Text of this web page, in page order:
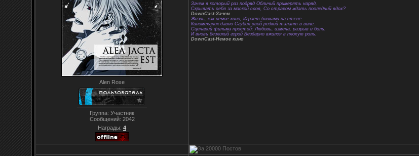
Alen Roxe
Группа: Участник
Сообщений: 2042
Награды: 4
Зачем в который раз подряд Обличий примерять наряд,
Скрывать себя за маской слов, Со страхом ждать последний вдох?
DownCast-Зачем
Жизнь, как немое кино, Играет бликами на стене.
Киномеханик давно Сгубил свой редкий талант в вине.
Сценарий фильма простой: Любовь, измена, разрыв и боль.
И вновь безликий герой Бездарно вжился в плохую роль.
DownCast-Немое кино